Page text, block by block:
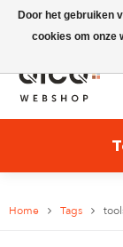
Riese &
Home Tags
Door het gebruiken
cookies om onze